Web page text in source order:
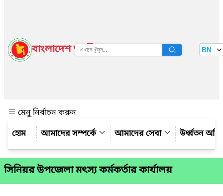
বাংলাদেশ জাতীয় তথ্য বাতায়ন BN
মেনু নির্বাচন করুন
আমাদের সম্পর্কে
আমাদের সেবা উর্ধ্বতন
সিনিয়র উপজেলা মৎস্য কর্মকর্তার কার্যালয়